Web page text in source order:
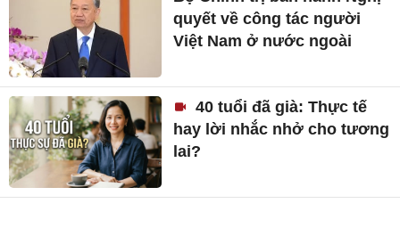
quyết về công tác người
Việt Nam ở nước ngoài
40 tuổi đã già: Thực tế
hay lời nhắc nhở cho tương
lai?